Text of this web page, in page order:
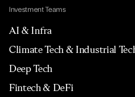
Investment Teams
AI & Infra
Climate Tech & Industrial
Deep Tech
Fintech & DeFi